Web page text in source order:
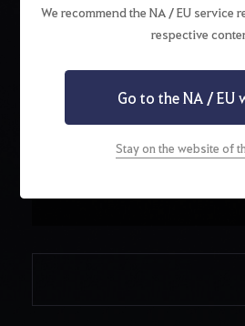
We recommend the NA / EU service
respective
Go to the NA / EU
Stay on the website of
길드 스킬
호화로운
길드 스킬
분노
그믐달